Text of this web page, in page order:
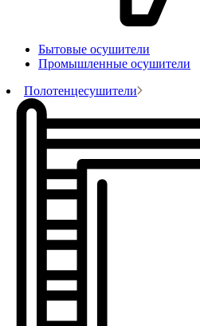
Бытовые осушители
Промышленные осушители
Полотенцесушители